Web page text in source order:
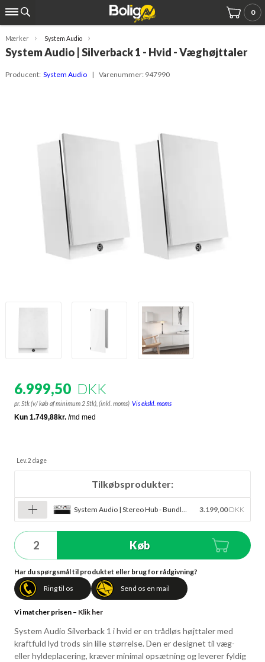
0
Mærker System Audio
System Audio | Silverback 1 - Hvid - Væghøjttaler
Producent: System Audio | Varenummer: 947990
6.999,50 DKK
pr. Stk (v/ køb af minimum 2 Stk), (inkl. moms) Vis ekskl. moms
Lev. 2 dage
Tilkøbsprodukter:
3.199,00DKK
Køb
Har du spørgsmål til produktet eller brug for rådgivning?
Ring til os
Send os en mail
Vi matcher prisen – Klik her
System Audio Silverback 1 i hvid er en trådløs højttaler med
kraftfuld lyd trods sin lille størrelse. Den er designet til væg-
eller hyldeplacering, kræver minimal opsætning og leverer fyldig